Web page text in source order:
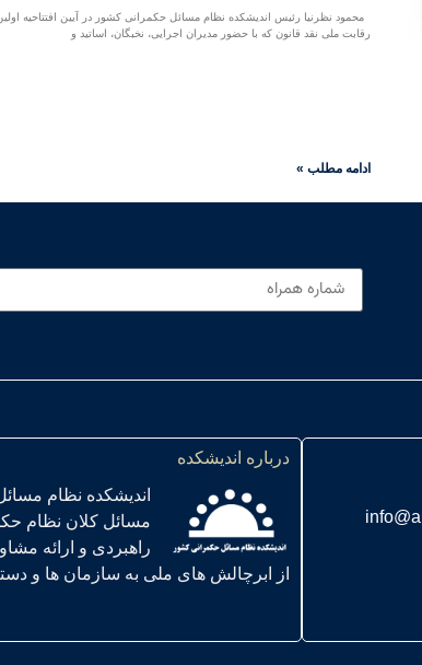
محمود نظرنیا رئیس اندیشکده نظام مسائل حکمرانی کشور در آیین افتتاحیه
رقابت ملی نقد قانون که با حضور مدیران اجرایی، نخبگان، اساتید و
ادامه مطلب »
درباره اندیشکده
اندیشکده نظام
مسائل کلان نظام
راهبردی و ارائه
از ابرچالش های ملی به سازمان ها و دستگاه های